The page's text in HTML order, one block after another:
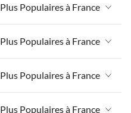
France
Populaires à France
France
Populaires à France
France
Populaires à France
Populaires à France